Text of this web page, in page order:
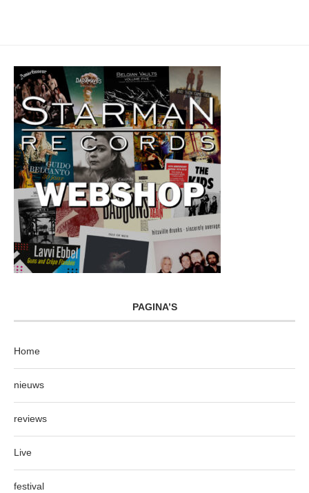
PAGINA’S
Home
nieuws
reviews
Live
festival